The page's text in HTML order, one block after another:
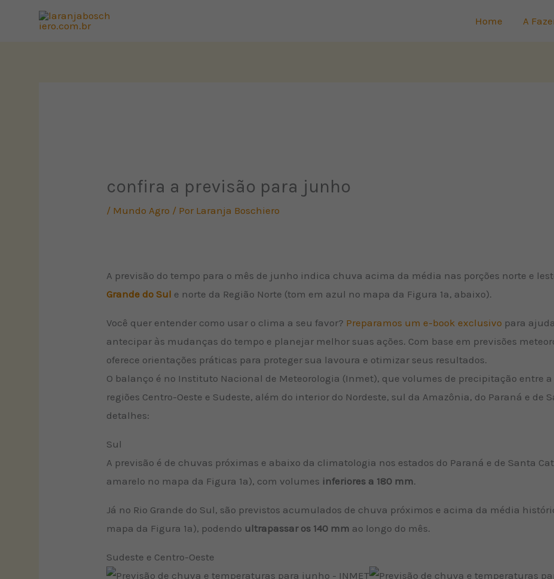
Home A
confira a previsão para junho
/ Mundo Agro / Por Laranja Boschiero
A previsão do tempo para o mês de junho indica chuva acima da média nas porções norte e
Grande do Sul e norte da Região Norte (tom em azul no mapa da Figura 1a, abaixo).
Você quer entender como usar o clima a seu favor? Preparamos um e-book exclusivo para
antecipar às mudanças do tempo e planejar melhor suas ações. Com base em previsões
oferece orientações práticas para proteger sua lavoura e otimizar seus resultados.
O balanço é no Instituto Nacional de Meteorologia (Inmet), que volumes de precipitação entre
regiões Centro-Oeste e Sudeste, além do interior do Nordeste, sul da Amazônia, do Paraná e de
detalhes:
Sul
A previsão é de chuvas próximas e abaixo da climatologia nos estados do Paraná e de Santa
amarelo no mapa da Figura 1a), com volumes inferiores a 180 mm.
Já no Rio Grande do Sul, são previstos acumulados de chuva próximos e acima da média
mapa da Figura 1a), podendo ultrapassar os 140 mm ao longo do mês.
Sudeste e Centro-Oeste